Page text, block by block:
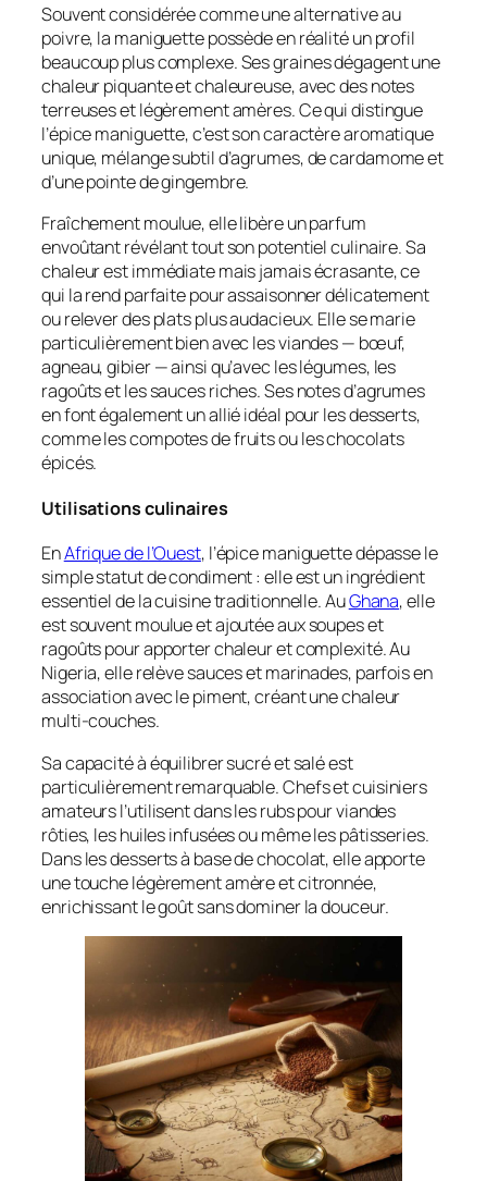
Souvent considérée comme une alternative au
poivre, la maniguette possède en réalité un profil
beaucoup plus complexe. Ses graines dégagent une
chaleur piquante et chaleureuse, avec des notes
terreuses et légèrement amères. Ce qui distingue
l’épice maniguette, c’est son caractère aromatique
unique, mélange subtil d’agrumes, de cardamome et
d’une pointe de gingembre.
Fraîchement moulue, elle libère un parfum
envoûtant révélant tout son potentiel culinaire. Sa
chaleur est immédiate mais jamais écrasante, ce
qui la rend parfaite pour assaisonner délicatement
ou relever des plats plus audacieux. Elle se marie
particulièrement bien avec les viandes — bœuf,
agneau, gibier — ainsi qu’avec les légumes, les
ragoûts et les sauces riches. Ses notes d’agrumes
en font également un allié idéal pour les desserts,
comme les compotes de fruits ou les chocolats
épicés.
Utilisations culinaires
EnAfrique de l’Ouest, l’épice maniguette dépasse le
simple statut de condiment : elle est un ingrédient
essentiel de la cuisine traditionnelle. AuGhana, elle
est souvent moulue et ajoutée aux soupes et
ragoûts pour apporter chaleur et complexité. Au
Nigeria, elle relève sauces et marinades, parfois en
association avec le piment, créant une chaleur
multi-couches.
Sa capacité à équilibrer sucré et salé est
particulièrement remarquable. Chefs et cuisiniers
amateurs l’utilisent dans les rubs pour viandes
rôties, les huiles infusées ou même les pâtisseries.
Dans les desserts à base de chocolat, elle apporte
une touche légèrement amère et citronnée,
enrichissant le goût sans dominer la douceur.